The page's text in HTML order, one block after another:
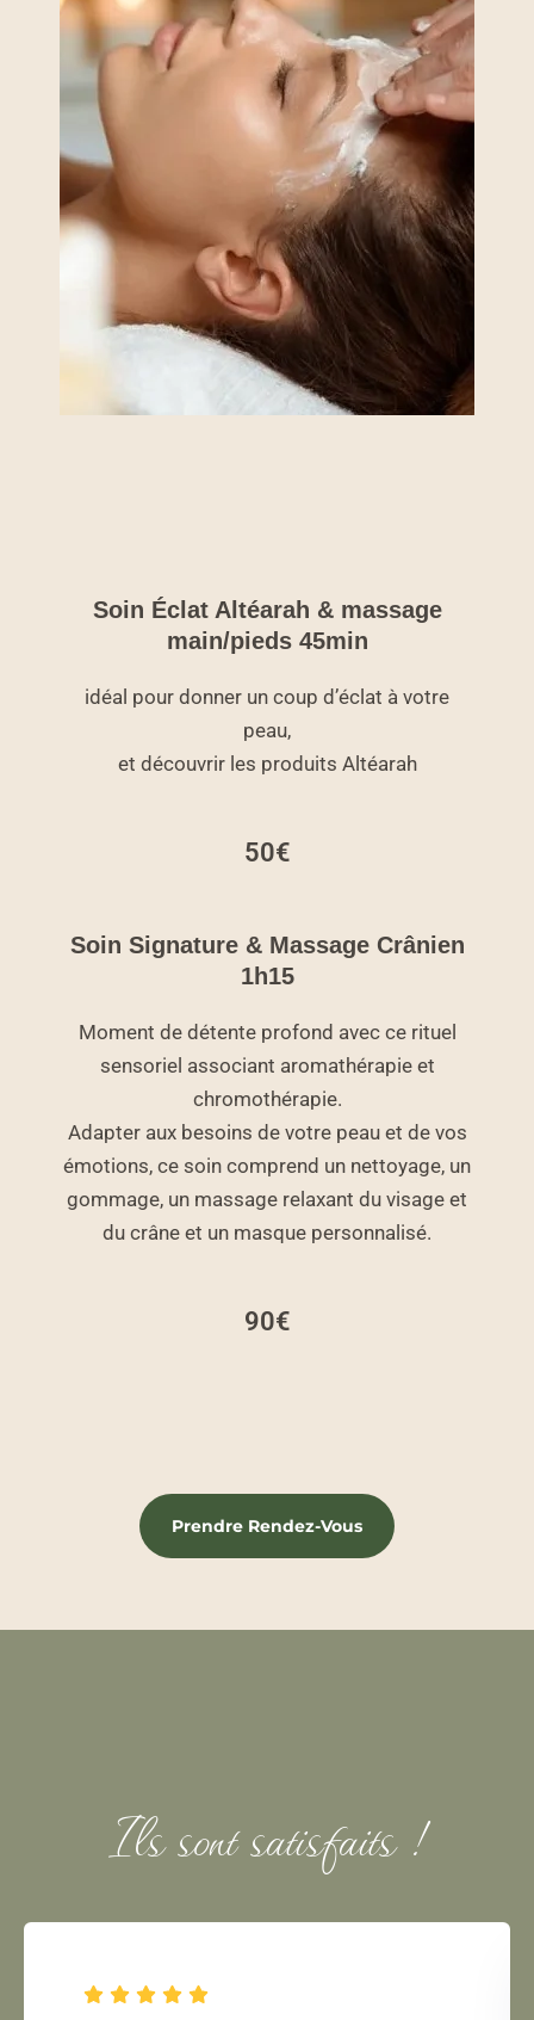
Soin Éclat Altéarah & massage
main/pieds 45min
idéal pour donner un coup d’éclat à votre
peau,
et découvrir les produits Altéarah
50€
Soin Signature & Massage Crânien
1h15
Moment de détente profond avec ce rituel
sensoriel associant aromathérapie et
chromothérapie.
Adapter aux besoins de votre peau et de vos
émotions, ce soin comprend un nettoyage, un
gommage, un massage relaxant du visage et
du crâne et un masque personnalisé.
90€
Prendre Rendez-Vous
Ils sont satisfaits !